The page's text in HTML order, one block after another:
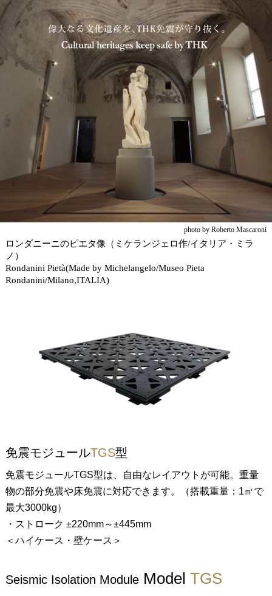
photo by Roberto Mascaroni
ロンダニーニのピエタ像（ミケランジェロ作/イタリア・ミラ
ノ）
Rondanini Pietà(Made by Michelangelo/Museo Pieta
Rondanini/Milano,ITALIA)
免震モジュールTGS型
免震モジュールTGS型は、自由なレイアウトが可能。重量
物の部分免震や床免震に対応できます。（搭載重量：1㎡で
最大3000kg）
・ストローク ±220mm～±445mm
＜ハイケース・壁ケース＞
Seismic Isolation ModuleModel TGS